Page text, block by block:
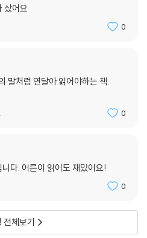
잘 보이지 않는 슈. 보육원의 룸메이트
되었다. 리우가 혼자 제네시스에 오기
거짓 숫자들을 섞어 넣는다. 소행성
위해서. 가끔 단은 생각한다. 이 버거
롤린)의 이야기
살아갈 거야. 애인이 내리는 커피 향에
납하는 이 평화로운 일상을 지켜 낼 거
은의 이야기
샀어요
0
말처럼 연달아 읽어야하는 책.
0
다. 어른이 읽어도 재밌어요!
0
체보기